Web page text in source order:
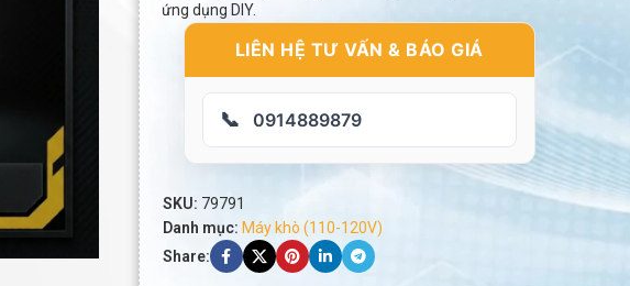
ứng dụng DIY.
LIÊN HỆ TƯ VẤN & BÁO GIÁ
📞 0914889879
SKU: 79791
Danh mục: Máy khò (110-120V)
Share: